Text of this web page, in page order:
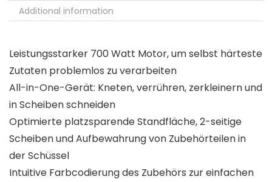
Additional information
Leistungsstarker 700 Watt Motor, um selbst härteste
Zutaten problemlos zu verarbeiten
All-in-One-Gerät: Kneten, verrühren, zerkleinern und
in Scheiben schneiden
Optimierte platzsparende Standfläche, 2-seitige
Scheiben und Aufbewahrung von Zubehörteilen in
der Schüssel
Intuitive Farbcodierung des Zubehörs zur einfachen